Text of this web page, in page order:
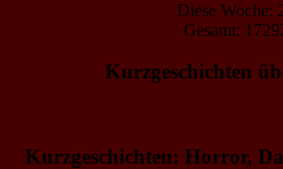
Diese Woche:
Gesamt:
Kurzgeschichten
Kurzgeschichten: Horror,